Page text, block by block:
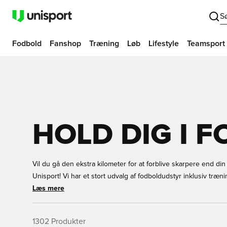
Fodbold Fanshop Træning Løb Lifestyle Teamsport
HOLD DIG I
Vil du gå den ekstra kilometer for at forblive skarpere end
Unisport! Vi har et stort udvalg af fodboldudstyr inklusiv
og meget mere i alle størrelser til børn og voksne. Træning
egen hånd hos Unisport.
Læs mere
1302 Produkter